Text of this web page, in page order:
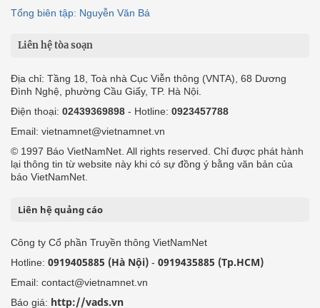
Tổng biên tập: Nguyễn Văn Bá
Liên hệ tòa soạn
Địa chỉ: Tầng 18, Toà nhà Cục Viễn thông (VNTA), 68 Dương
Đình Nghệ, phường Cầu Giấy, TP. Hà Nội.
Điện thoại: 02439369898 - Hotline: 0923457788
Email: vietnamnet@vietnamnet.vn
© 1997 Báo VietNamNet. All rights reserved. Chỉ được phát hành
lại thông tin từ website này khi có sự đồng ý bằng văn bản của
báo VietNamNet.
Liên hệ quảng cáo
Công ty Cổ phần Truyền thông VietNamNet
Hotline: 0919405885 (Hà Nội) - 0919435885 (Tp.HCM)
Email: contact@vietnamnet.vn
Báo giá: http://vads.vn